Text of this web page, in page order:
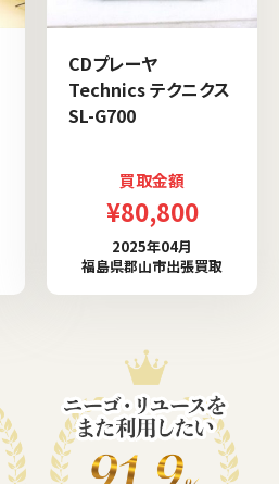
CDプレーヤ
Technics テクニクス
SL-G700
買取金額
¥80,800
2025年04月
福島県郡山市出張買取